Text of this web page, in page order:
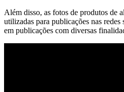
Além disso, as fotos de produtos de
utilizadas para publicações nas redes
em publicações com diversas